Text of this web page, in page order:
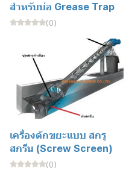
สำหรับบ่อ Grease Trap
(0)
เครื่องดักขยะแบบ สกรู
สกรีน (Screw Screen)
(0)